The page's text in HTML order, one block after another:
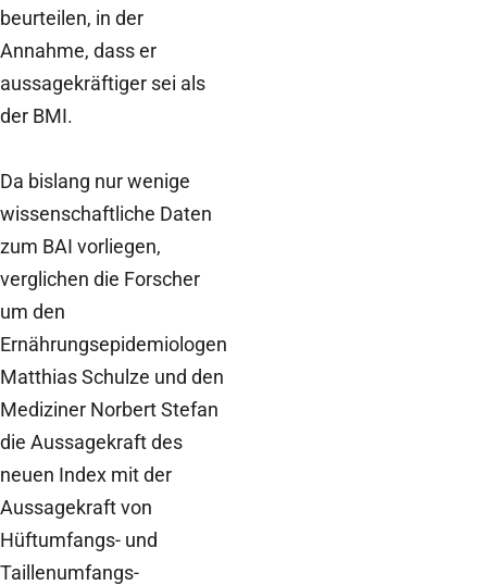
beurteilen, in der
Annahme, dass er
aussagekräftiger sei als
der BMI.
Da bislang nur wenige
wissenschaftliche Daten
zum BAI vorliegen,
verglichen die Forscher
um den
Ernährungsepidemiologen
Matthias Schulze und den
Mediziner Norbert Stefan
die Aussagekraft des
neuen Index mit der
Aussagekraft von
Hüftumfangs- und
Taillenumfangs-